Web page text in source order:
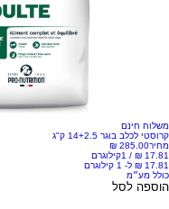
משלוח חינם
קרוסטי לכלב בוגר 14+2.5 ק"ג
מחיר
/ 1קילוגרם
כולל מע״מ
הוספה לסל